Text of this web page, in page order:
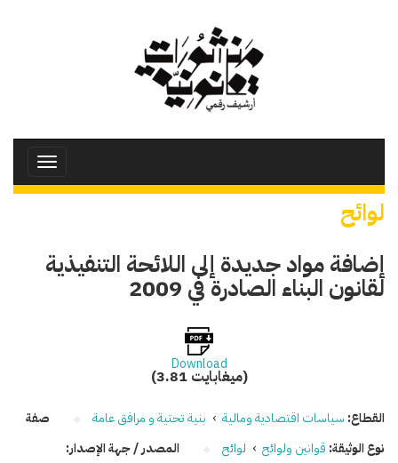
Toggle
لوائح
إضافة مواد جديدة إلى اللائحة التنفيذية
لقانون البناء الصادرة في 2009
Download
(3.81 ميغابايت)
القطاع: سياسات اقتصادية ومالية › بنية تحتية و مرافق عامة
نوع الوثيقة: قوانين ولوائح › لوائح
صفة
المصدر / جهة الإصدار: